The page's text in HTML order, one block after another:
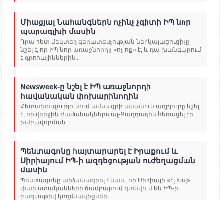
Միացյալ Նահանգներն ոչինչ չգիտի ԻՊ նոր
պարագլխի մասին
Դրա հետ մեկտեղ գերատեսչության ներկայացուցիչը
նշել է, որ ԻՊ նոր առաջնորդը «ոչ ոք» է, և դա խանգարում
է գրոհայիններին...
Newsweek-ը նշել է ԻՊ առաջնորդի
հավանական փոխարինողին
Հետախուզությունում ամսագրի անանուն աղբյուրը նշել
է, որ վերջին ժամանակներս ալ-Բաղդադին հեռացել էր
խմբավորման...
Պենտագոնը հայտարարել է Իրաքում և
Սիրիայում ԻՊ-ի ազդեցության ուժեղացման
մասին
Պենտագոնը արձանագրել է նաև, որ Սիրիայի «էլ Խոլ»
փախստականների ճամբարում գտնվում են ԻՊ-ի
բազմաթիվ կողմնակիցներ: